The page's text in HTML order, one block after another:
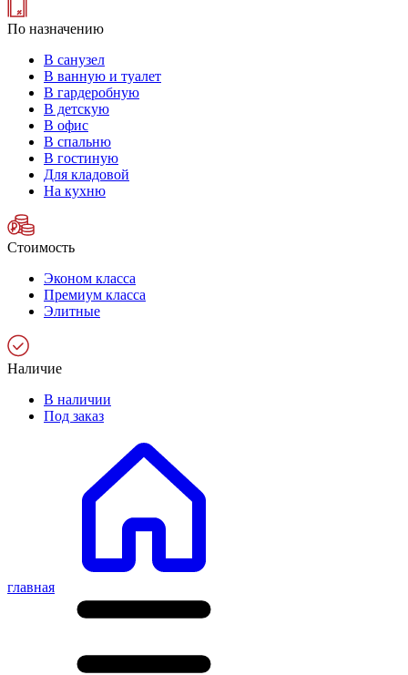
По назначению
В санузел
В ванную и туалет
В гардеробную
В детскую
В офис
В спальню
В гостиную
Для кладовой
На кухню
Стоимость
Эконом класса
Премиум класса
Элитные
Наличие
В наличии
Под заказ
главная